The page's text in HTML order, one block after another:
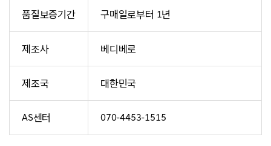
품질보증기간 구매일로부터 1년
제조사 베디베로
제조국 대한민국
AS센터 070-4453-1515